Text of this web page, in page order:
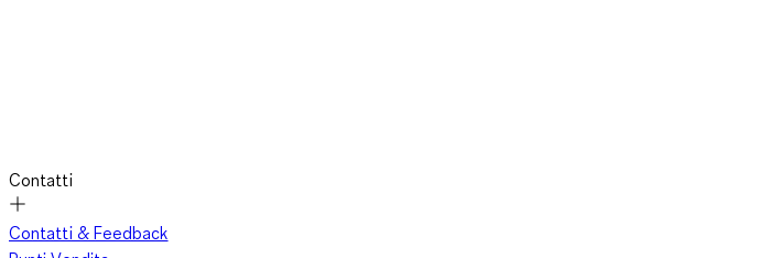
Contatti
Contatti & Feedback